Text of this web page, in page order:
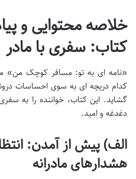
خلاصه محتوایی و
کتاب: سفری با مادر
«نامه ای به تو: مسافر کوچک من»
کدام دریچه ای به سوی احساسات
گشاید. این کتاب، خواننده را به
دغدغه و امید.
الف) پیش از آمدن:
هشدارهای مادرانه